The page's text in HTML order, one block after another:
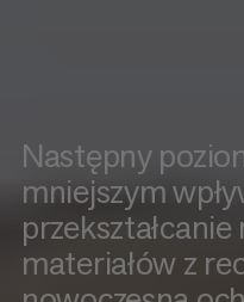
Następny
mniejszym
materiałów z